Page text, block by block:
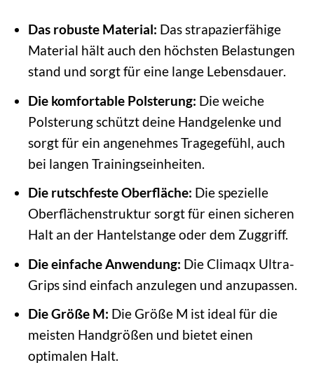
Das robuste Material: Das strapazierfähige
Material hält auch den höchsten Belastungen
stand und sorgt für eine lange Lebensdauer.
Die komfortable Polsterung: Die weiche
Polsterung schützt deine Handgelenke und
sorgt für ein angenehmes Tragegefühl, auch
bei langen Trainingseinheiten.
Die rutschfeste Oberfläche: Die spezielle
Oberflächenstruktur sorgt für einen sicheren
Halt an der Hantelstange oder dem Zuggriff.
Die einfache Anwendung: Die Climaqx Ultra-
Grips sind einfach anzulegen und anzupassen.
Die Größe M: Die Größe M ist ideal für die
meisten Handgrößen und bietet einen
optimalen Halt.